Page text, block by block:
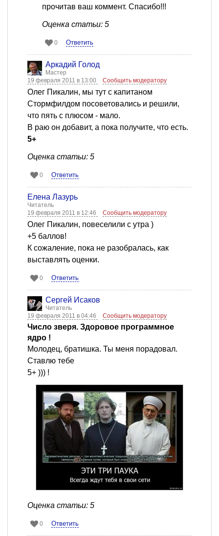
прочитав ваш коммент. Спасибо!!!
Оценка статьи: 5
0 Ответить
Аркадий Голод
Мастер
19 февраля 2011 в 13:00
Сообщить модератору
Олег Пикалин, мы тут с капитаном
Стормфилдом посоветовались и решили,
что пять с плюсом - мало.
В раю он добавит, а пока получите, что есть.
5+
Оценка статьи: 5
0 Ответить
Елена Лазурь
Читатель
19 февраля 2011 в 12:46
Сообщить модератору
Олег Пикалин, повеселили с утра )
+5 баллов!
К сожаление, пока не разобралась, как
выставлять оценки.
0 Ответить
Сергей Исаков
Читатель
19 февраля 2011 в 04:46
Сообщить модератору
Число зверя. Здоровое программное
ядро !
Молодец, братишка. Ты меня порадовал.
Ставлю тебе
5+ ))) !
Оценка статьи: 5
0 Ответить